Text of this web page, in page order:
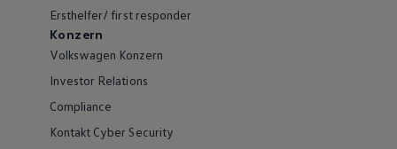
Ersthelfer/ first responder
Konzern
Volkswagen Konzern
Investor Relations
Compliance
Kontakt Cyber Security